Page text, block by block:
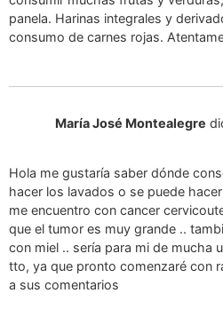
panela. Harinas integrales y
consumo de carnes rojas.
María José Montealegre
Hola me gustaría saber dónde
hacer los lavados o se puede
me encuentro con cancer
que el tumor es muy grande ..
con miel .. sería para mi de mucha
tto, ya que pronto comenzaré con
a sus comentarios